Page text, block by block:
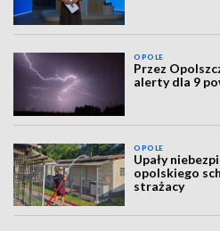
OPOLE
Przez
alerty dla 9
OPOLE
Upały
opolskiego
strażacy